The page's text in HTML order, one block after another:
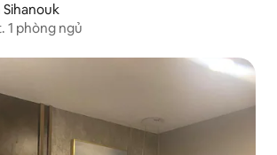
Sihanouk
1 phòng ngủ